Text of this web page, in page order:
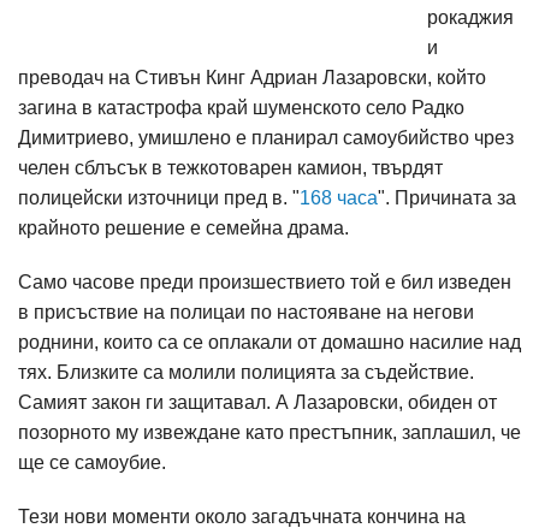
рокаджия
и
преводач на Стивън Кинг Адриан Лазаровски, който
загина в катастрофа край шуменското село Радко
Димитриево, умишлено е планирал самоубийство чрез
челен сблъсък в тежкотоварен камион, твърдят
полицейски източници пред в. "168 часа". Причината за
крайното решение е семейна драма.
Само часове преди произшествието той е бил изведен
в присъствие на полицаи по настояване на негови
роднини, които са се оплакали от домашно насилие над
тях. Близките са молили полицията за съдействие.
Самият закон ги защитавал. А Лазаровски, обиден от
позорното му извеждане като престъпник, заплашил, че
ще се самоубие.
Тези нови моменти около загадъчната кончина на